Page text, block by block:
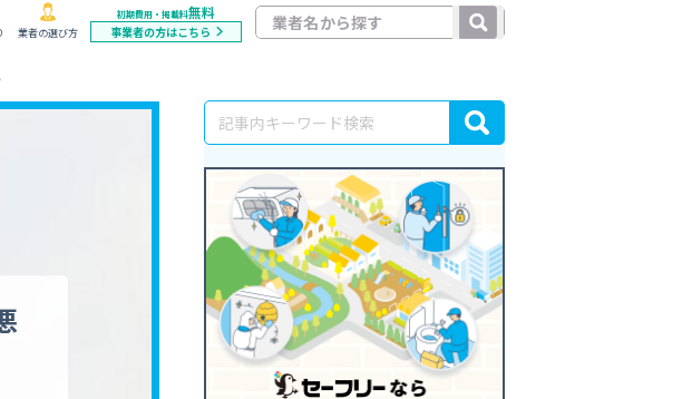
業者の選び方
初期費用・掲載料無料
事業者の方はこちら